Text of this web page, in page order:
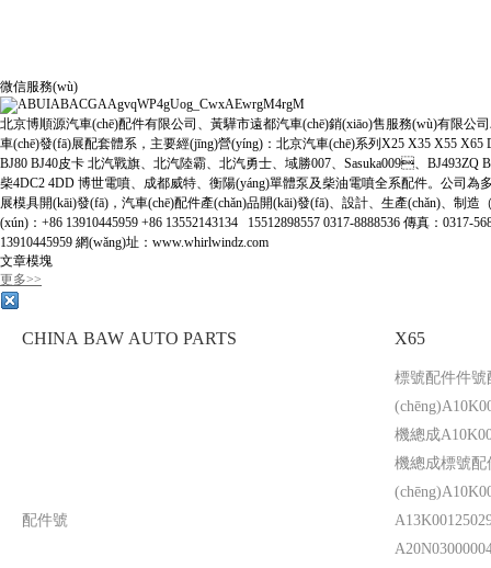
微信服務(wù)
北京博順源汽車(chē)配件有限公司、黃驊市遠都汽車(chē)銷(xiāo)售服務(wù)有限公
車(chē)發(fā)展配套體系，主要經(jīng)營(yíng)：北京汽車(chē)系列X25 X35 X55 X65
BJ80 BJ40皮卡 北汽戰旗、北汽陸霸、北汽勇士、域勝007、Sasuka009、BJ493ZQ
柴4DC2 4DD 博世電噴、成都威特、衡陽(yáng)單體泵及柴油電噴全系配件。公司為
展模具開(kāi)發(fā)，汽車(chē)配件產(chǎn)品開(kāi)發(fā)、設計、生產(chǎn)、制
(xún)：+86 13910445959 +86 13552143134 15512898557 0317-8888536 傳真：0317-
13910445959 網(wǎng)址：www.whirlwindz.com
文章模塊
更多>>
CHINA BAW AUTO PARTS
配件號
X65
標號配件件號
機總成
機總成標號